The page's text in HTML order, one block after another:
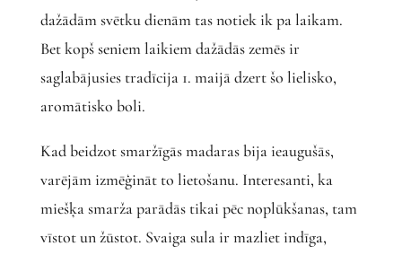
dažādām svētku dienām tas notiek ik pa laikam.
Bet kopš seniem laikiem dažādās zemēs ir
saglabājusies tradīcija 1. maijā dzert šo lielisko,
aromātisko boli.
Kad beidzot smaržīgās madaras bija ieaugušās,
varējām izmēģināt to lietošanu. Interesanti, ka
miešķa smarža parādās tikai pēc noplūkšanas, tam
vīstot un žūstot. Svaiga sula ir mazliet indīga,